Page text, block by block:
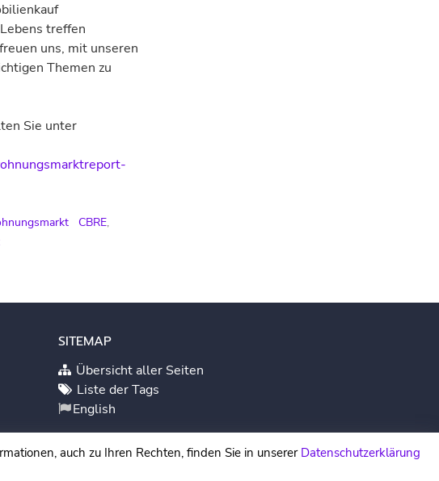
treffen
uns, mit unseren
Themen zu
Sie unter
CBRE,
SITEMAP
Übersicht aller Seiten
Liste der Tags
English
Systemstatus
auch zu Ihren Rechten, finden Sie in unserer Datenschutzerklärung